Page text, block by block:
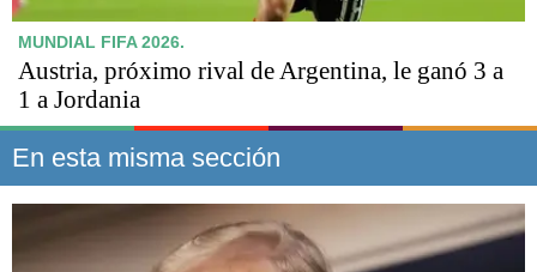
MUNDIAL FIFA 2026.
Austria, próximo rival de Argentina, le ganó 3 a
1 a Jordania
En esta misma sección